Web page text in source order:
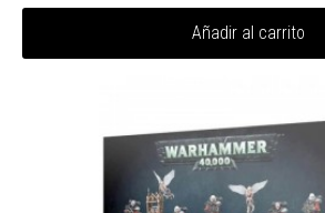
Añadir al carrito